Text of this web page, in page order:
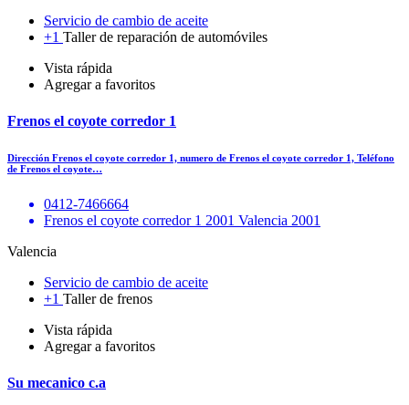
Servicio de cambio de aceite
+1 Taller de reparación de automóviles
Vista rápida
Agregar a favoritos
Frenos el coyote corredor 1
Dirección Frenos el coyote corredor 1, numero de Frenos el coyote corredor 1, Teléfono
de Frenos el coyote…
0412-7466664
Frenos el coyote corredor 1 2001 Valencia 2001
Valencia
Servicio de cambio de aceite
+1 Taller de frenos
Vista rápida
Agregar a favoritos
Su mecanico c.a